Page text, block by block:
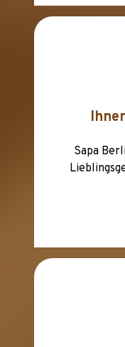
Sapa